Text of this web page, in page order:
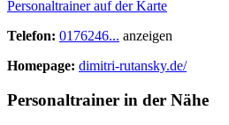
Personaltrainer auf der Karte
Telefon: 0176246... anzeigen
Homepage: dimitri-rutansky.de/
Personaltrainer in der Nähe